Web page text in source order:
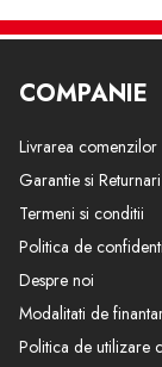
COMPANIE
Livrarea comenzilor
Garantie si Returnari
Termeni si conditii
Politica de
Despre noi
Modalitati de
Politica de utilizare